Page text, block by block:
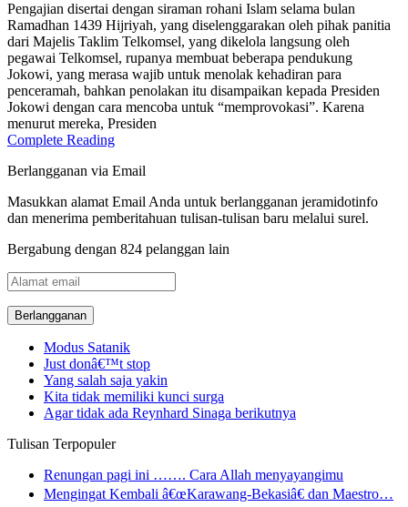
Pengajian disertai dengan siraman rohani Islam selama bulan
Ramadhan 1439 Hijriyah, yang diselenggarakan oleh pihak panitia
dari Majelis Taklim Telkomsel, yang dikelola langsung oleh
pegawai Telkomsel, rupanya membuat beberapa pendukung
Jokowi, yang merasa wajib untuk menolak kehadiran para
penceramah, bahkan penolakan itu disampaikan kepada Presiden
Jokowi dengan cara mencoba untuk “memprovokasi”. Karena
menurut mereka, Presiden
Complete Reading
Berlangganan via Email
Masukkan alamat Email Anda untuk berlangganan jeramidotinfo
dan menerima pemberitahuan tulisan-tulisan baru melalui surel.
Bergabung dengan 824 pelanggan lain
Alamat
email
Modus Satanik
Just donâ€™t stop
Yang salah saja yakin
Kita tidak memiliki kunci surga
Agar tidak ada Reynhard Sinaga berikutnya
Tulisan Terpopuler
Renungan pagi ini ……. Cara Allah menyayangimu
Mengingat Kembali â€œKarawang-Bekasiâ€ dan Maestro…